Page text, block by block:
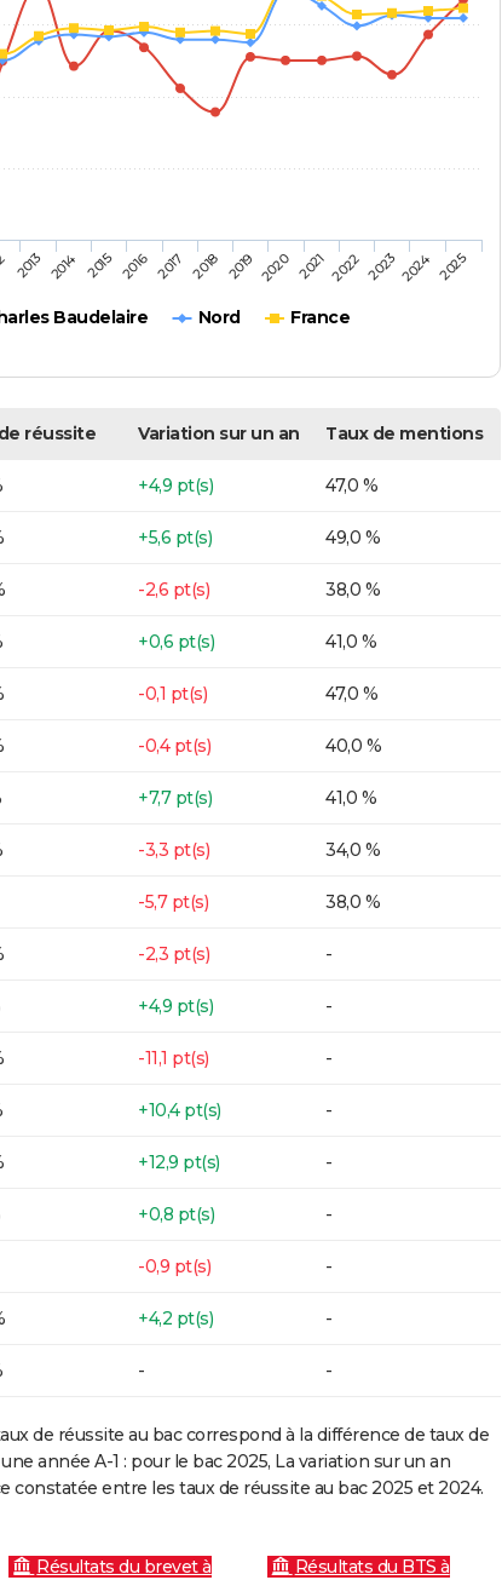
Baudelaire Nord France
2013 2014 2015 2016 2017 2018 2019 2020 2021 2022 2023 2024 2025
réussite Variation sur un an Taux de mentions
+4,9 pt(s) 47,0 %
+5,6 pt(s) 49,0 %
-2,6 pt(s) 38,0 %
+0,6 pt(s) 41,0 %
-0,1 pt(s) 47,0 %
-0,4 pt(s) 40,0 %
+7,7 pt(s) 41,0 %
-3,3 pt(s) 34,0 %
-5,7 pt(s) 38,0 %
-2,3 pt(s) -
+4,9 pt(s) -
-11,1 pt(s) -
+10,4 pt(s) -
+12,9 pt(s) -
+0,8 pt(s) -
-0,9 pt(s) -
+4,2 pt(s) -
- -
de réussite au bac correspond à la différence de taux de
année A-1 : pour le bac 2025, La variation sur un an
constatée entre les taux de réussite au bac 2025 et 2024.
Résultats du brevet à
Résultats du BTS à